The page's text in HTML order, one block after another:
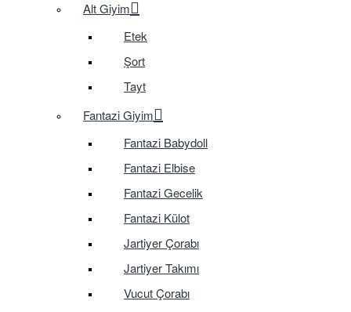
Alt Giyim
Etek
Şort
Tayt
Fantazi Giyim
Fantazi Babydoll
Fantazi Elbise
Fantazi Gecelik
Fantazi Külot
Jartiyer Çorabı
Jartiyer Takımı
Vucut Çorabı